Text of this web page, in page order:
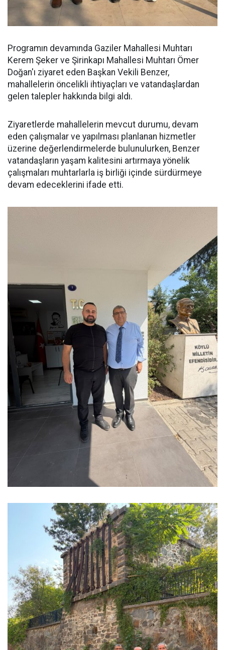
Programın devamında Gaziler Mahallesi Muhtarı
Kerem Şeker ve Şirinkapı Mahallesi Muhtarı Ömer
Doğan'ı ziyaret eden Başkan Vekili Benzer,
mahallelerin öncelikli ihtiyaçları ve vatandaşlardan
gelen talepler hakkında bilgi aldı.
Ziyaretlerde mahallelerin mevcut durumu, devam
eden çalışmalar ve yapılması planlanan hizmetler
üzerine değerlendirmelerde bulunulurken, Benzer
vatandaşların yaşam kalitesini artırmaya yönelik
çalışmaları muhtarlarla iş birliği içinde sürdürmeye
devam edeceklerini ifade etti.